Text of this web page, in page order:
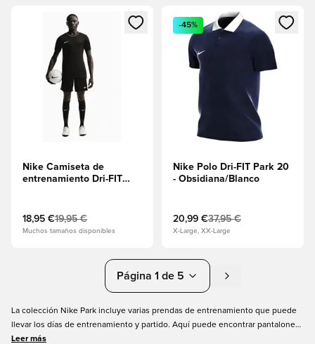
Abre un modal para iniciar sesión o registrarse como
Nike Camiseta de
entrenamiento Dri-FIT
18,95 €19,95 €
Muchos tamaños disponibles
Abre un modal para iniciar
-45%
Nike Polo Dri-FIT Park 20
- Obsidiana/Blanco
20,99 €37,95 €
X-Large, XX-Large
Página 1 de 5
La colección Nike Park incluye varias prendas de entrenamiento que puede
llevar los días de entrenamiento y partido. Aquí puede encontrar pantalones
cortos, blusas, pantalones y más de Nike en muchas combinaciones de
Leer más